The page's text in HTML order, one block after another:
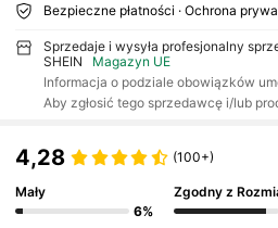
Bezpieczne płatności · Ochrona
Sprzedaje i wysyła profesjonalny
SHEIN
Magazyn UE
Informacja o podziale obowiązków
Aby zgłosić tego sprzedawcę i/lub
4,28 (100+)
Mały
6%
Zgodny z